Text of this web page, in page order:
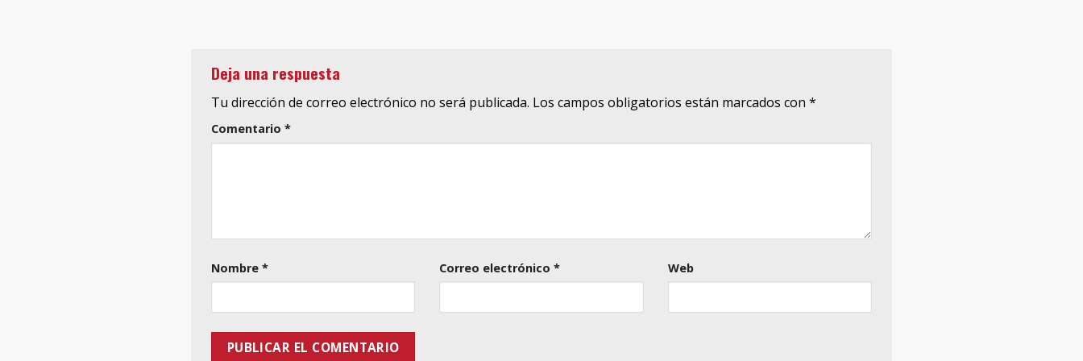
Deja una respuesta
Tu dirección de correo electrónico no será publicada. Los campos obligatorios están marcados con *
Comentario *
Nombre * Correo electrónico* Web